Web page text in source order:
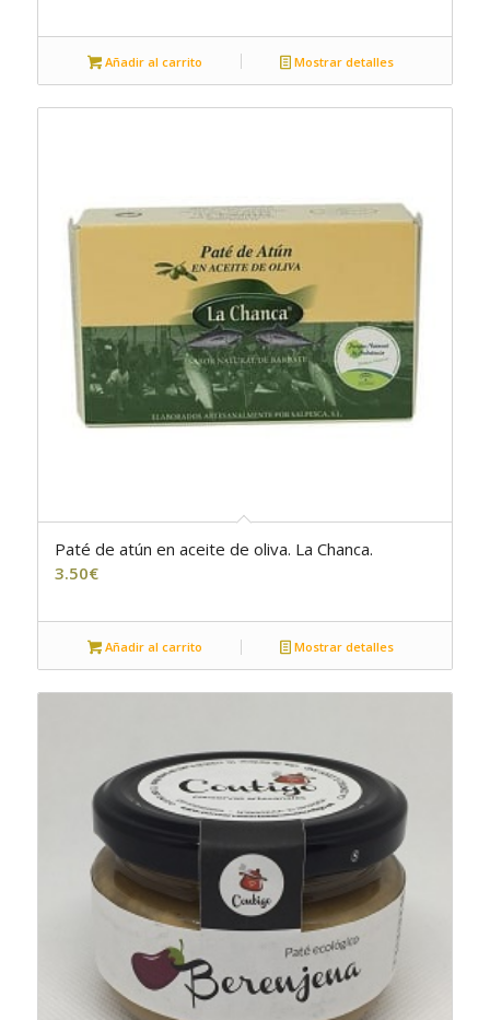
Añadir al carrito Mostrar detalles
4.50
Paté de atún en aceite de oliva. La Chanca.
3.50€
Añadir al carrito Mostrar detalles